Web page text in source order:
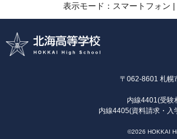
表示モード：スマートフォン |
〒062-8601 札幌
内線4401(受験
内線4405(資料請求・入
©2026 HOKKAI